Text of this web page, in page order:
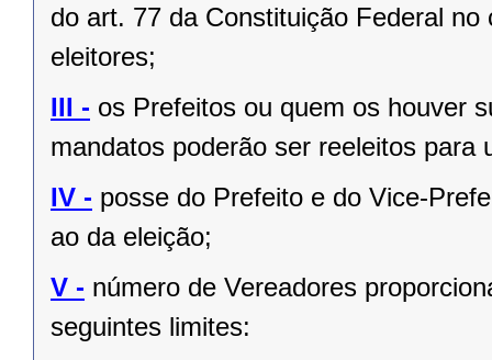
do art. 77 da Constituição Federal
eleitores;
III - os Prefeitos ou quem os houver
mandatos poderão ser reeleitos para
IV - posse do Prefeito e do Vice-
ao da eleição;
V - número de Vereadores
seguintes limites: